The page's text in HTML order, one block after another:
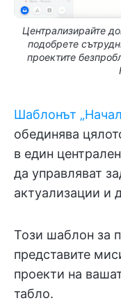
Централизирайте
подобрете
проектите
Шаблонът
обединява
в един
да управляват
актуализации и
Този шаблон за
представите
проекти на
табло.